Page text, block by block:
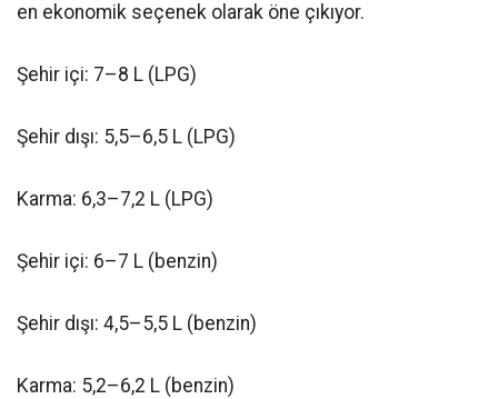
en ekonomik seçenek olarak öne çıkıyor.
Şehir içi: 7–8 L (LPG)
Şehir dışı: 5,5–6,5 L (LPG)
Karma: 6,3–7,2 L (LPG)
Şehir içi: 6–7 L (benzin)
Şehir dışı: 4,5–5,5 L (benzin)
Karma: 5,2–6,2 L (benzin)